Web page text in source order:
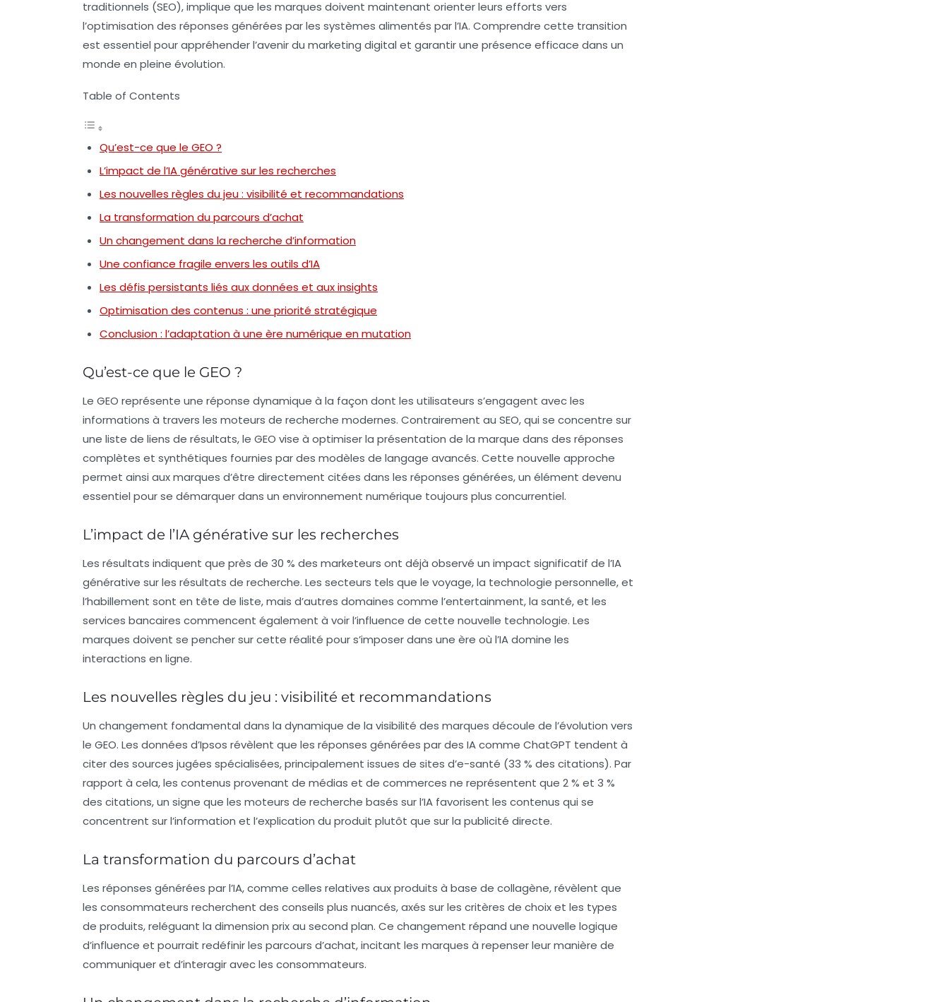
traditionnels (SEO), implique que les marques doivent maintenant orienter leurs efforts vers
l’optimisation des réponses générées par les systèmes alimentés par l’IA. Comprendre cette transition
est essentiel pour appréhender l’avenir du marketing digital et garantir une présence efficace dans un
monde en pleine évolution.
Table of Contents
Qu’est-ce que le GEO ?
L’impact de l’IA générative sur les recherches
Les nouvelles règles du jeu : visibilité et recommandations
La transformation du parcours d’achat
Un changement dans la recherche d’information
Une confiance fragile envers les outils d’IA
Les défis persistants liés aux données et aux insights
Optimisation des contenus : une priorité stratégique
Conclusion : l’adaptation à une ère numérique en mutation
Qu’est-ce que le GEO ?
Le GEO représente une réponse dynamique à la façon dont les utilisateurs s’engagent avec les
informations à travers les moteurs de recherche modernes. Contrairement au SEO, qui se concentre sur
une liste de liens de résultats, le GEO vise à optimiser la présentation de la marque dans des réponses
complètes et synthétiques fournies par des modèles de langage avancés. Cette nouvelle approche
permet ainsi aux marques d’être directement citées dans les réponses générées, un élément devenu
essentiel pour se démarquer dans un environnement numérique toujours plus concurrentiel.
L’impact de l’IA générative sur les recherches
Les résultats indiquent que près de 30 % des marketeurs ont déjà observé un impact significatif de l’IA
générative sur les résultats de recherche. Les secteurs tels que le voyage, la technologie personnelle, et
l’habillement sont en tête de liste, mais d’autres domaines comme l’entertainment, la santé, et les
services bancaires commencent également à voir l’influence de cette nouvelle technologie. Les
marques doivent se pencher sur cette réalité pour s’imposer dans une ère où l’IA domine les
interactions en ligne.
Les nouvelles règles du jeu : visibilité et recommandations
Un changement fondamental dans la dynamique de la visibilité des marques découle de l’évolution vers
le GEO. Les données d’Ipsos révèlent que les réponses générées par des IA comme ChatGPT tendent à
citer des sources jugées spécialisées, principalement issues de sites d’e-santé (33 % des citations). Par
rapport à cela, les contenus provenant de médias et de commerces ne représentent que 2 % et 3 %
des citations, un signe que les moteurs de recherche basés sur l’IA favorisent les contenus qui se
concentrent sur l’information et l’explication du produit plutôt que sur la publicité directe.
La transformation du parcours d’achat
Les réponses générées par l’IA, comme celles relatives aux produits à base de collagène, révèlent que
les consommateurs recherchent des conseils plus nuancés, axés sur les critères de choix et les types
de produits, reléguant la dimension prix au second plan. Ce changement répand une nouvelle logique
d’influence et pourrait redéfinir les parcours d’achat, incitant les marques à repenser leur manière de
communiquer et d’interagir avec les consommateurs.